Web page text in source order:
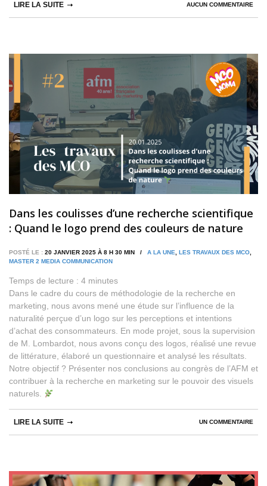
AUCUN COMMENTAIRE
LIRE LA SUITE
Dans les coulisses d’une recherche scientifique
: Quand le logo prend des couleurs de nature
POSTÉ LE : 20 JANVIER 2025 À 8 H 30 MIN / A LA UNE, LES TRAVAUX DES MCO,
MASTER 2 MEDIA COMMUNICATION
Temps de lecture : 4 minutes
Dans le cadre du cours de méthodologie de la recherche en
marketing, nous avons mené une étude sur l’influence de la
naturalité perçue d’un logo sur les perceptions et intentions
d’achat des consommateurs. En mode projet, sous la supervision
de M. Lombardot, nous avons conçu des logos, réalisé une revue
de littérature, élaboré un questionnaire et analysé les résultats.
Notre objectif ? Présenter nos conclusions au congrès de l’AFM et
contribuer à la recherche en marketing sur le pouvoir des visuels
naturels.
UN COMMENTAIRE
LIRE LA SUITE